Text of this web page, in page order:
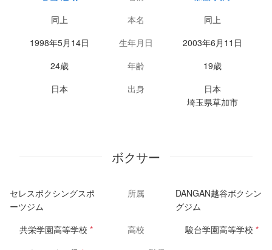
同上
本名
同上
1998年5月14日
生年月日
2003年6月11日
24歳
年齢
19歳
日本
出身
日本
埼玉県草加市
ボクサー
セレスボクシングスポ
ーツジム
所属
DANGAN越谷ボクシン
グジム
共栄学園高等学校 * 高校 駿台学園高等学校 *